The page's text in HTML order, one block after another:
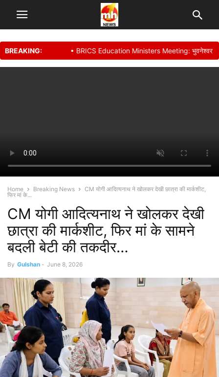
BREAKING: • BRICS Education Ministers Meeting: भुवनेश्वर में शिक्षा
Home Breaking News
CM योगी आदित्यनाथ ने खोलकर देखी छात्रा की मार्कशीट,
फिर मां के...
CM योगी आदित्यनाथ ने खोलकर देखी
छात्रा की मार्कशीट, फिर मां के सामने
बदली बेटी की तकदीर…
By Gulshan - June 8, 2026